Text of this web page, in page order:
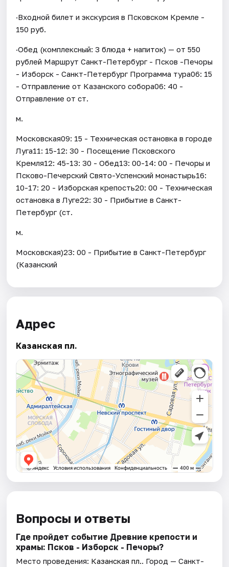
·Входной билет и экскурсия в Псковском Кремле -
150 руб.
·Обед (комплексный: 3 блюда + напиток) — от 550
рублей Маршрут Санкт-Петербург - Псков -Печоры
- Изборск - Санкт-Петербург Программа тура06: 15
- Отправление от Казанского собора06: 40 -
Отправление от ст.
м.
Московская09: 15 - Техническая остановка в городе
Луга11: 15-12: 30 - Посещение Псковского
Кремля12: 45-13: 30 - Обед13: 00-14: 00 - Печоры и
Псково-Печерский Свято-Успенский монастырь16:
10-17: 20 - Изборская крепость20: 00 - Техническая
остановка в Луге22: 30 - Прибытие в Санкт-
Петербург (ст.
м.
Московская)23: 00 - Прибытие в Санкт-Петербург
(Казанский
Адрес
Казанская пл.
Вопросы и ответы
Где пройдет событие Древние крепости и
храмы: Псков - Изборск - Печоры?
Место проведения: Казанская пл.. Город — Санкт-